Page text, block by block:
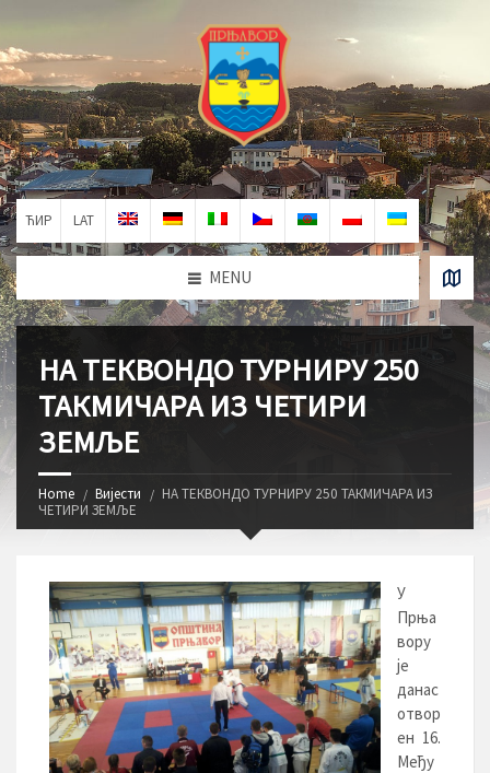
ЋИР LAT
MENU
НА ТЕКВОНДО ТУРНИРУ 250
ТАКМИЧАРА ИЗ ЧЕТИРИ
ЗЕМЉЕ
Home Вијести
НА ТЕКВОНДО ТУРНИРУ 250 ТАКМИЧАРА ИЗ
ЧЕТИРИ ЗЕМЉЕ
У
Прња
вору
је
данас
отвор
ен 16.
Међу